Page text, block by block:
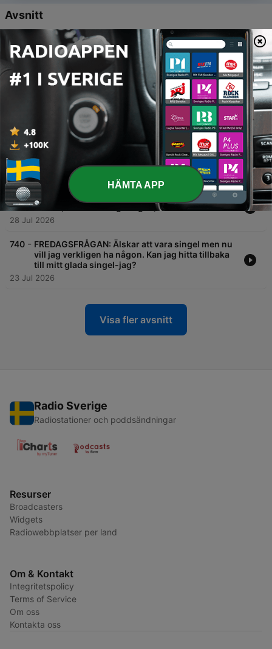
Avsnitt
744 - FREDAGSFRÅGAN: Varför kan hålla handen
kännas mer intimt än att ha sex?
Jag fick aldrig vila när jag växte upp och nu
drabbar det andra. Vad ska jag göra? (best of
fredagsfrågan)
04 Aug 2026
742 - FREDAGSFRÅGAN: Folk bokar av så mycket
nuförtiden, varför?
30 Jul 2026
741 - Hur hälsar jag när det är oklart om man setts
förut? (best of fredagsfrågan)
28 Jul 2026
740 - FREDAGSFRÅGAN: Älskar att vara singel men nu
vill jag verkligen ha någon. Kan jag hitta tillbaka
till mitt glada singel-jag?
23 Jul 2026
Visa fler avsnitt
Radio Sverige
Radiostationer och poddsändningar
Resurser
Broadcasters
Widgets
Radiowebbplatser per land
Om & Kontakt
Integritetspolicy
Terms of Service
Om oss
Kontakta oss
HÄMTA APP